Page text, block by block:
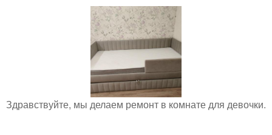
Здравствуйте, мы делаем ремонт в комнате для девочки.